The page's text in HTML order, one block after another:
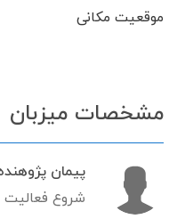
موقعیت مکانی
مشخصات میزبان
پیمان
شروع فعالیت از